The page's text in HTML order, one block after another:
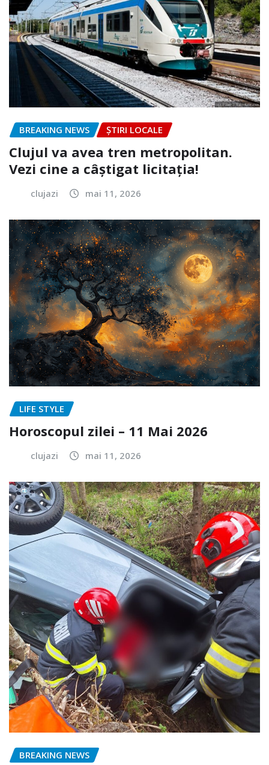
BREAKING NEWS ȘTIRI LOCALE
Clujul va avea tren metropolitan.
Vezi cine a câștigat licitația!
clujazi mai 11, 2026
LIFE STYLE
Horoscopul zilei – 11 Mai 2026
clujazi mai 11, 2026
BREAKING NEWS